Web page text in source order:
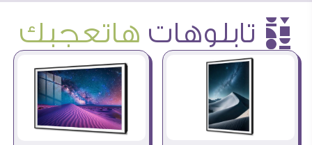
è تابلوهات هاتعجبك